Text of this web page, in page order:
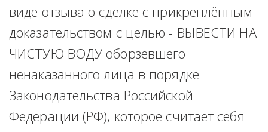
виде отзыва о сделке с прикреплённым
доказательством с целью - ВЫВЕСТИ НА
ЧИСТУЮ ВОДУ оборзевшего
ненаказанного лица в порядке
Законодательства Российской
Федерации (РФ), которое считает себя